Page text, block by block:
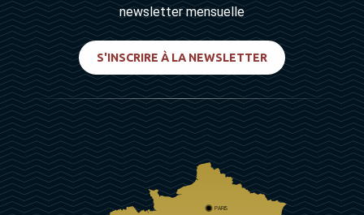
newsletter mensuelle
S'INSCRIRE À LA NEWSLETTER
PARIS